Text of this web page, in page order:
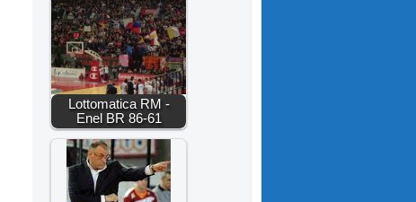
Lottomatica RM -
Enel BR 86-61